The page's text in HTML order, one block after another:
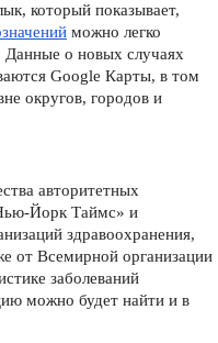
который показывает,
можно легко
Данные о новых случаях
Google Карты, в том
округов, городов и
авторитетных
Йорк Таймс» и
здравоохранения,
от Всемирной организации
заболеваний
можно будет найти и в